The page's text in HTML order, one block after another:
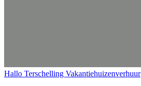
Hallo Terschelling Vakantiehuizenverhuur